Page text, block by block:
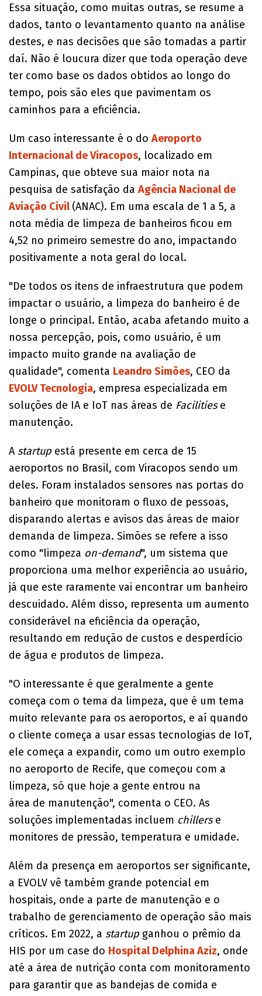
Essa situação, como muitas outras, se resume a
dados, tanto o levantamento quanto na análise
destes, e nas decisões que são tomadas a partir
daí. Não é loucura dizer que toda operação deve
ter como base os dados obtidos ao longo do
tempo, pois são eles que pavimentam os
caminhos para a eficiência.
Um caso interessante é o do Aeroporto
Internacional de Viracopos, localizado em
Campinas, que obteve sua maior nota na
pesquisa de satisfação da Agência Nacional de
Aviação Civil(ANAC). Em uma escala de 1 a 5, a
nota média de limpeza de banheiros ficou em
4,52 no primeiro semestre do ano, impactando
positivamente a nota geral do local.
"De todos os itens de infraestrutura que podem
impactar o usuário, a limpeza do banheiro é de
longe o principal. Então, acaba afetando muito a
nossa percepção, pois, como usuário, é um
impacto muito grande na avaliação de
qualidade", comenta Leandro Simões, CEO da
EVOLV Tecnologia, empresa especializada em
soluções de IA e IoT nas áreas de Facilitiese
manutenção.
A startup está presente em cerca de 15
aeroportos no Brasil, com Viracopos sendo um
deles. Foram instalados sensores nas portas do
banheiro que monitoram o fluxo de pessoas,
disparando alertas e avisos das áreas de maior
demanda de limpeza. Simões se refere a isso
como "limpeza on-demand", um sistema que
proporciona uma melhor experiência ao usuário,
já que este raramente vai encontrar um banheiro
descuidado. Além disso, representa um aumento
considerável na eficiência da operação,
resultando em redução de custos e desperdício
de água e produtos de limpeza.
"O interessante é que geralmente a gente
começa com o tema da limpeza, que é um tema
muito relevante para os aeroportos, e aí quando
o cliente começa a usar essas tecnologias de IoT,
ele começa a expandir, como um outro exemplo
no aeroporto de Recife, que começou com a
limpeza, só que hoje a gente entrou na
área de manutenção", comenta o CEO. As
soluções implementadas incluem chillerse
monitores de pressão, temperatura e umidade.
Além da presença em aeroportos ser significante,
a EVOLV vê também grande potencial em
hospitais, onde a parte de manutenção e o
trabalho de gerenciamento de operação são mais
críticos. Em 2022, a startup ganhou o prêmio da
HIS por um case do Hospital Delphina Aziz, onde
até a área de nutrição conta com monitoramento
para garantir que as bandejas de comida e